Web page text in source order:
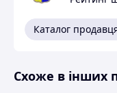
Каталог
Схоже в інших